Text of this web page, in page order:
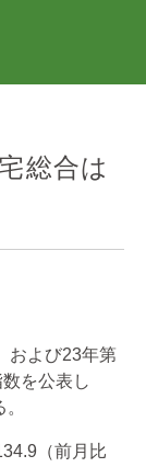
総合は
および23年第
を公表し
（前月比